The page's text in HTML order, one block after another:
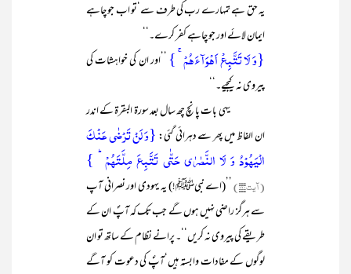
یہ حق ہے تمہارے رب کی طرف سے‘تو اب جو چاہے
ایمان لائے اور جو چاہے کفر کرے۔‘‘
{وَ لَا تَتَّبِعۡ اَہۡوَآءَہُمۡ ۚ } ’’اور ان کی خواہشات کی
پیروی نہ کیجیے۔‘‘
یہی بات پانچ چھ سال بعد سورۃ البقرۃ کے اندر
ان الفاظ میں پھر سے دہرائی گئی:{وَ لَنۡ تَرۡضٰی عَنۡکَ
الۡیَہُوۡدُ وَ لَا النَّصٰرٰی حَتّٰی تَتَّبِعَ مِلَّتَہُمۡ ؕ }
(آیت۱۲۰)
’’(اے نبیﷺ!) یہ یہودی اور نصرانی آپ
سے ہرگز راضی نہیں ہوں گے جب تک کہ آپؐ ان کے
طریقے کی پیروی نہ کریں‘‘۔ پرانے نظام کے ساتھ تو ان
لوگوں کے مفادات وابستہ ہیں‘آپؐ کی دعوت کو آگے